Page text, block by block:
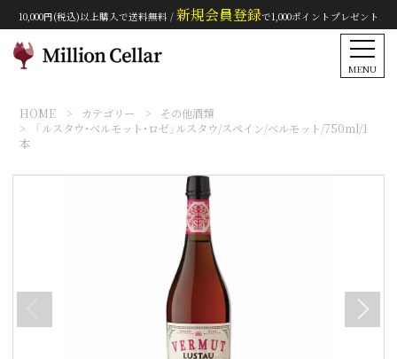
10,000円(税込)以上購入で送料無料 / 新規会員登録で1,000ポイントプレゼント
MENU
HOME カテゴリー
その他酒類
「ルスタウ・ベルモット・ロゼ」ルスタウ/スペイン/ベルモット/750ml/1
本